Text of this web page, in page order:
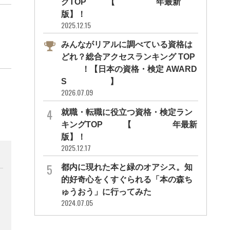
版】！
2025.12.15
みんながリアルに調べている資格は
どれ？総合アクセスランキング TOP
10！【日本の資格・検定 AWARD
S 2026】
2026.07.09
就職・転職に役立つ資格・検定ラン
キングTOP30【2026年最新
版】！
2025.12.17
都内に現れた本と緑のオアシス。知
的好奇心をくすぐられる「本の森ち
ゅうおう」に行ってみた
2024.07.05